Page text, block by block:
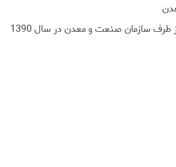
سازمان صنعت و معدن در سال 1390